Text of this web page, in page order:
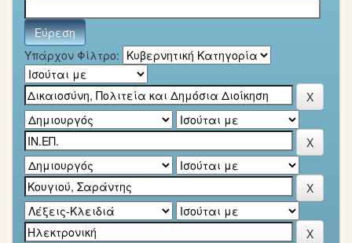
Υπάρχον Φίλτρο: